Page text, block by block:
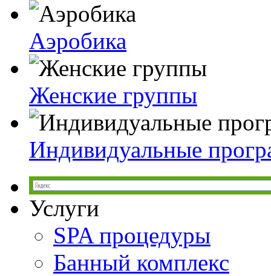
Аэробика
Женские группы
Индивидуальные
Услуги
SPA процедуры
Банный комплекс